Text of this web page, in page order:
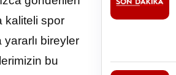
kaliteli spor
bireyler
bu